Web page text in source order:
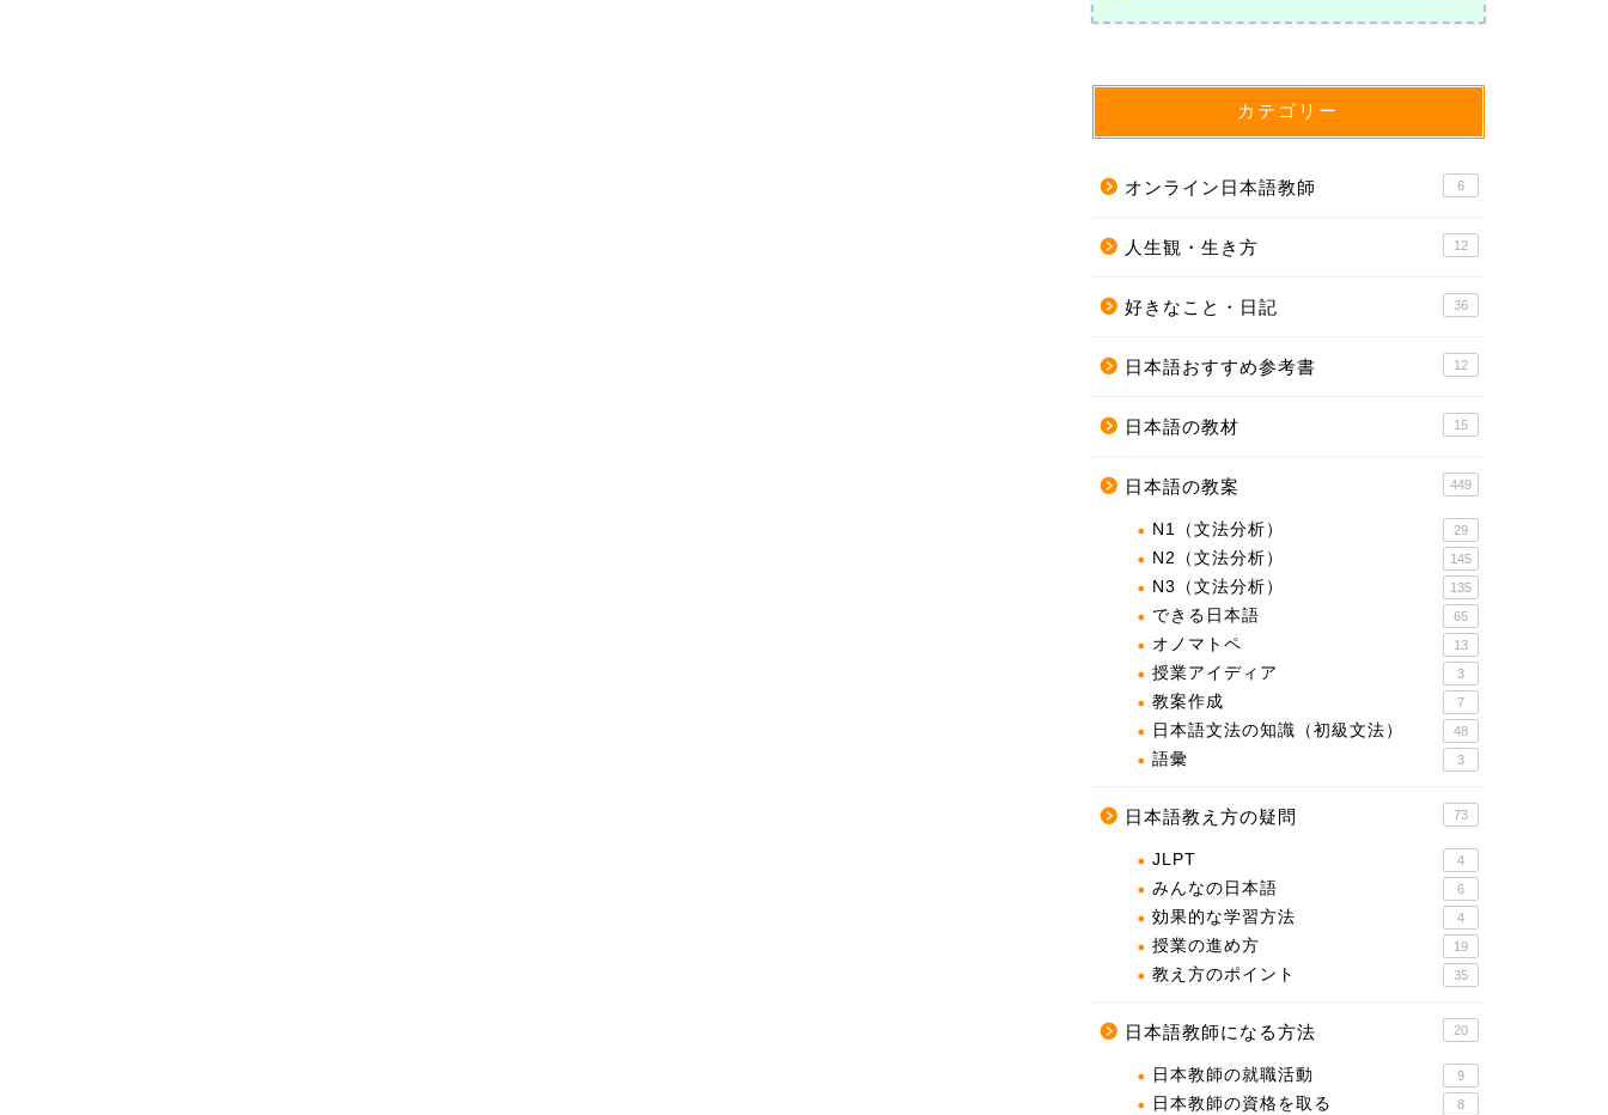
カテゴリー
オンライン日本語教師 6
人生観・生き方 12
好きなこと・日記 36
日本語おすすめ参考書 12
日本語の教材 15
日本語の教案 449
N1（文法分析） 29
N2（文法分析） 145
N3（文法分析） 135
できる日本語 65
オノマトペ 13
授業アイディア 3
教案作成 7
日本語文法の知識（初級文法） 48
語彙 3
日本語教え方の疑問 73
JLPT 4
みんなの日本語 6
効果的な学習方法 4
授業の進め方 19
教え方のポイント 35
日本語教師になる方法 20
日本教師の就職活動 9
日本教師の資格を取る 8